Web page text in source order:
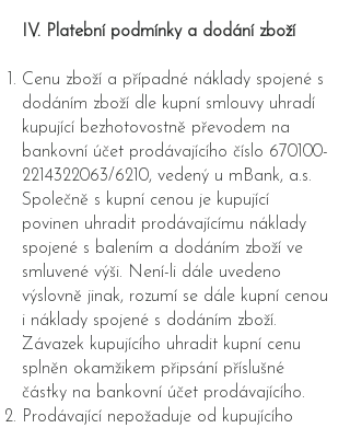
IV. Platební podmínky a dodání zboží
Cenu zboží a případné náklady spojené s
dodáním zboží dle kupní smlouvy uhradí
kupující bezhotovostně převodem na
bankovní účet prodávajícího číslo 670100-
2214322063/6210, vedený u mBank, a.s.
Společně s kupní cenou je kupující
povinen uhradit prodávajícímu náklady
spojené s balením a dodáním zboží ve
smluvené výši. Není-li dále uvedeno
výslovně jinak, rozumí se dále kupní cenou
i náklady spojené s dodáním zboží.
Závazek kupujícího uhradit kupní cenu
splněn okamžikem připsání příslušné
částky na bankovní účet prodávajícího.
Prodávající nepožaduje od kupujícího